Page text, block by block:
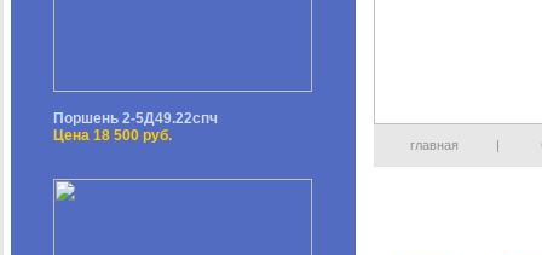
Поршень 2-5Д49.22спч
Цена 18 500 руб.
главная |